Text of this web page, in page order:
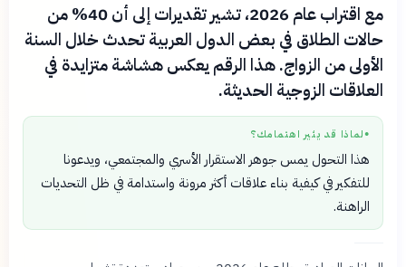
مع اقتراب عام 2026، تشير تقديرات إلى أن 40% من
حالات الطلاق في بعض الدول العربية تحدث خلال السنة
الأولى من الزواج. هذا الرقم يعكس هشاشة متزايدة في
العلاقات الزوجية الحديثة.
● لماذا قد يثير اهتمامك؟
هذا التحول يمس جوهر الاستقرار الأسري والمجتمعي، ويدعونا
للتفكير في كيفية بناء علاقات أكثر مرونة واستدامة في ظل التحديات
الراهنة.